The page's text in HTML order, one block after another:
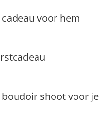
voor hem
boudoir shoot voor je